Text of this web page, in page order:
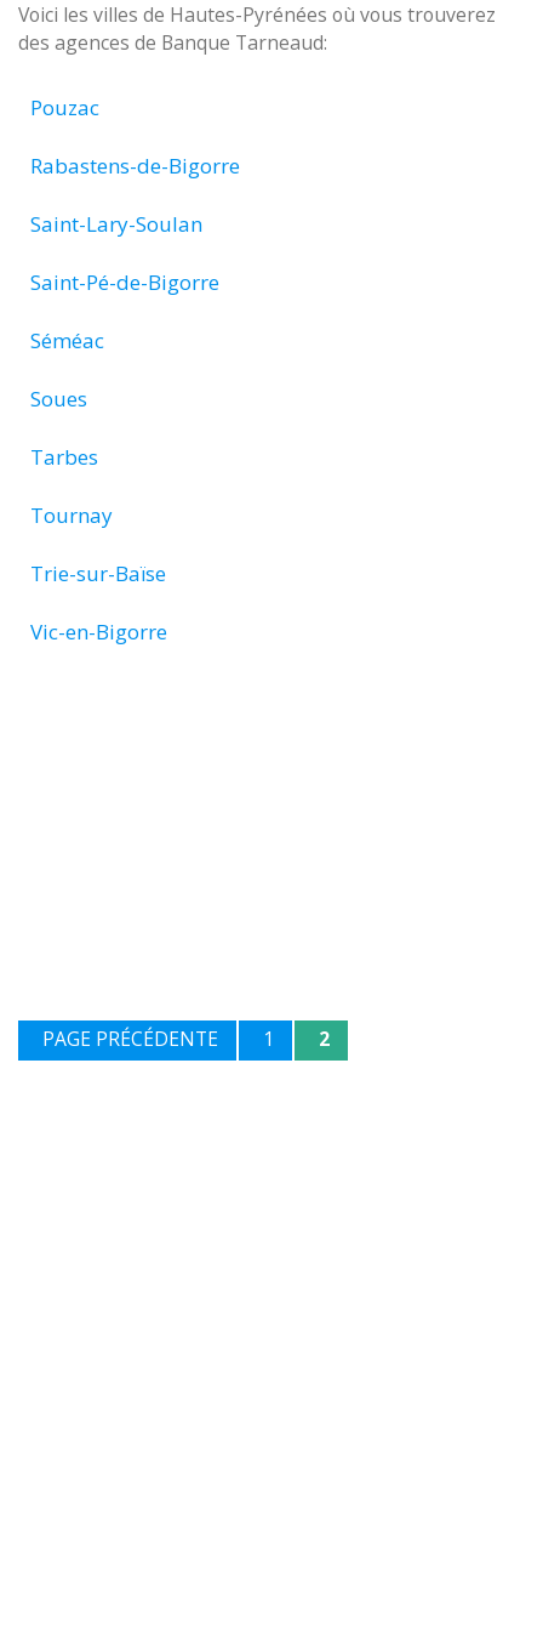
Voici les villes de Hautes-Pyrénées où vous trouverez
des agences de Banque Tarneaud:
Pouzac
Rabastens-de-Bigorre
Saint-Lary-Soulan
Saint-Pé-de-Bigorre
Séméac
Soues
Tarbes
Tournay
Trie-sur-Baïse
Vic-en-Bigorre
PAGE PRÉCÉDENTE 1 2